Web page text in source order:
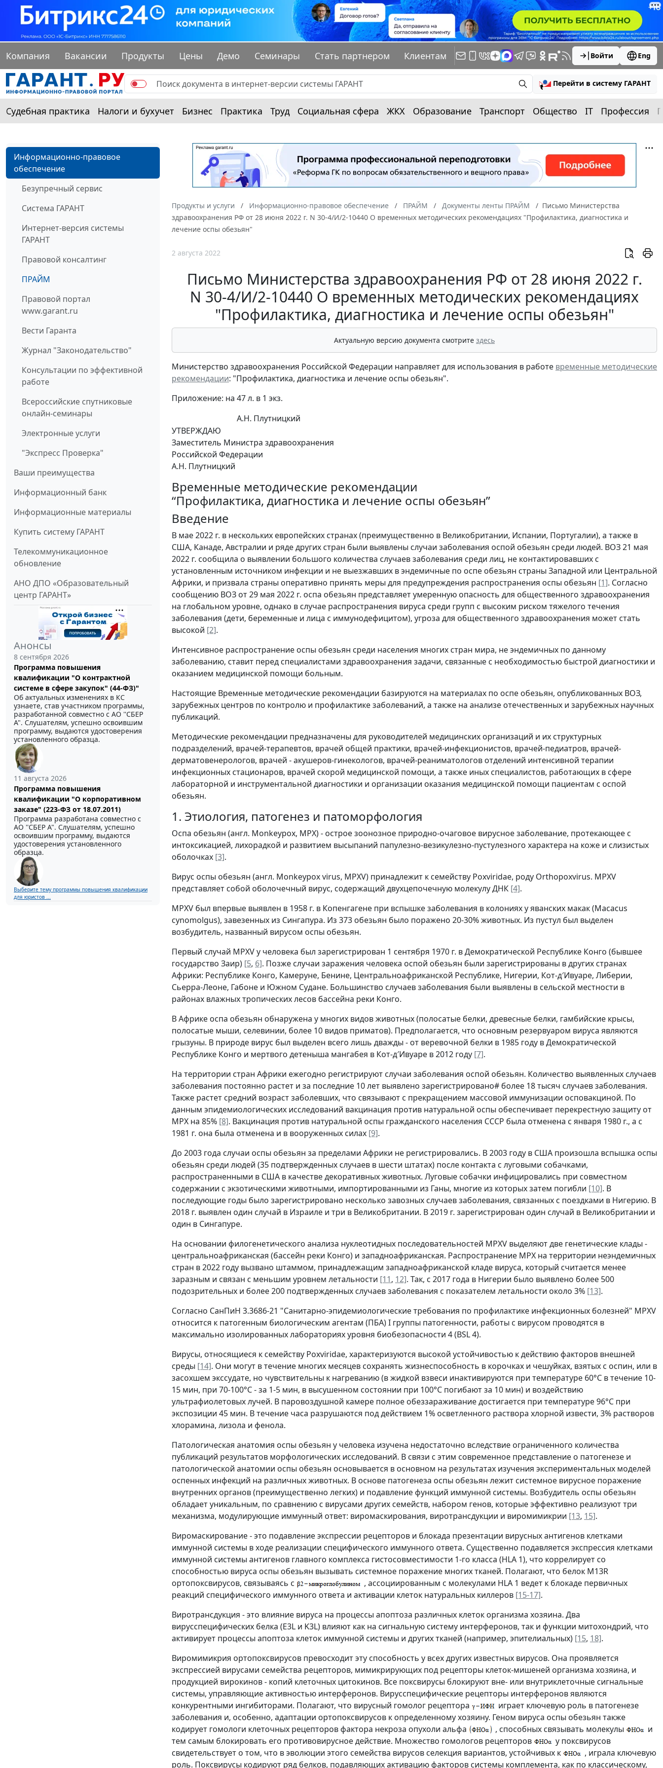
Компания Вакансии Продукты Цены Демо Семинары Стать партнером Клиентам Войти Eng
Перейти в систему ГАРАНТ
Судебная практика Налоги и бухучет Бизнес Практика Труд Социальная сфера ЖКХ Образование Транспорт Общество IT Профессия
Информационно-правовое
обеспечение
Безупречный сервис
Система ГАРАНТ
Интернет-версия системы
ГАРАНТ
Правовой консалтинг
ПРАЙМ
Правовой портал
www.garant.ru
Вести Гаранта
Журнал "Законодательство"
Консультации по эффективной
работе
Всероссийские спутниковые
онлайн-семинары
Электронные услуги
"Экспресс Проверка"
Ваши преимущества
Информационный банк
Информационные материалы
Купить систему ГАРАНТ
Телекоммуникационное
обновление
АНО ДПО «Образовательный
центр ГАРАНТ»
Анонсы
8 сентября 2026
Программа повышения
квалификации "О контрактной
системе в сфере закупок" (44-ФЗ)"
Об актуальных изменениях в КС
узнаете, став участником программы,
разработанной совместно с АО ''СБЕР
А". Слушателям, успешно освоившим
программу, выдаются удостоверения
установленного образца.
11 августа 2026
Программа повышения
квалификации "О корпоративном
заказе" (223-ФЗ от 18.07.2011)
Программа разработана совместно с
АО ''СБЕР А". Слушателям, успешно
освоившим программу, выдаются
удостоверения установленного
образца.
Выберите тему программы повышения квалификации
для юристов ...
Продукты и услуги Информационно-правовое обеспечение ПРАЙМ Документы ленты ПРАЙМ
Письмо Министерства
здравоохранения РФ от 28 июня 2022 г. N 30-4/И/2-10440 О временных методических рекомендациях "Профилактика, диагностика и
лечение оспы обезьян"
2 августа 2022
Письмо Министерства здравоохранения РФ от 28 июня 2022 г.
N 30-4/И/2-10440 О временных методических рекомендациях
"Профилактика, диагностика и лечение оспы обезьян"
Актуальную версию документа смотрите здесь
Министерство здравоохранения Российской Федерации направляет для использования в работе временные методические
рекомендации: "Профилактика, диагностика и лечение оспы обезьян".
Приложение: на 47 л. в 1 экз.
А.Н. Плутницкий
УТВЕРЖДАЮ
Заместитель Министра здравоохранения
Российской Федерации
А.Н. Плутницкий
Временные методические рекомендации
“Профилактика, диагностика и лечение оспы обезьян”
Введение
В мае 2022 г. в нескольких европейских странах (преимущественно в Великобритании, Испании, Португалии), а также в
США, Канаде, Австралии и ряде других стран были выявлены случаи заболевания оспой обезьян среди людей. ВОЗ 21 мая
2022 г. сообщила о выявлении большого количества случаев заболевания среди лиц, не контактировавших с
установленным источником инфекции и не выезжавших в эндемичные по оспе обезьян страны Западной или Центральной
Африки, и призвала страны оперативно принять меры для предупреждения распространения оспы обезьян [1]. Согласно
сообщению ВОЗ от 29 мая 2022 г. оспа обезьян представляет умеренную опасность для общественного здравоохранения
на глобальном уровне, однако в случае распространения вируса среди групп с высоким риском тяжелого течения
заболевания (дети, беременные и лица с иммунодефицитом), угроза для общественного здравоохранения может стать
высокой [2].
Интенсивное распространение оспы обезьян среди населения многих стран мира, не эндемичных по данному
заболеванию, ставит перед специалистами здравоохранения задачи, связанные с необходимостью быстрой диагностики и
оказанием медицинской помощи больным.
Настоящие Временные методические рекомендации базируются на материалах по оспе обезьян, опубликованных ВОЗ,
зарубежных центров по контролю и профилактике заболеваний, а также на анализе отечественных и зарубежных научных
публикаций.
Методические рекомендации предназначены для руководителей медицинских организаций и их структурных
подразделений, врачей-терапевтов, врачей общей практики, врачей-инфекционистов, врачей-педиатров, врачей-
дерматовенерологов, врачей - акушеров-гинекологов, врачей-реаниматологов отделений интенсивной терапии
инфекционных стационаров, врачей скорой медицинской помощи, а также иных специалистов, работающих в сфере
лабораторной и инструментальной диагностики и организации оказания медицинской помощи пациентам с оспой
обезьян.
1. Этиология, патогенез и патоморфология
Оспа обезьян (англ. Monkeypox, МРХ) - острое зоонозное природно-очаговое вирусное заболевание, протекающее с
интоксикацией, лихорадкой и развитием высыпаний папулезно-везикулезно-пустулезного характера на коже и слизистых
оболочках [3].
Вирус оспы обезьян (англ. Monkeypox virus, MPXV) принадлежит к семейству Poxviridae, роду Orthopoxvirus. MPXV
представляет собой оболочечный вирус, содержащий двухцепочечную молекулу ДНК [4].
MPXV был впервые выявлен в 1958 г. в Копенгагене при вспышке заболевания в колониях у яванских макак (Macacus
cynomolgus), завезенных из Сингапура. Из 373 обезьян было поражено 20-30% животных. Из пустул был выделен
возбудитель, названный вирусом оспы обезьян.
Первый случай MPXV у человека был зарегистрирован 1 сентября 1970 г. в Демократической Республике Конго (бывшее
государство Заир) [5, 6]. Позже случаи заражения человека оспой обезьян были зарегистрированы в других странах
Африки: Республике Конго, Камеруне, Бенине, Центральноафриканской Республике, Нигерии, Кот-д′Ивуаре, Либерии,
Сьерра-Леоне, Габоне и Южном Судане. Большинство случаев заболевания были выявлены в сельской местности в
районах влажных тропических лесов бассейна реки Конго.
В Африке оспа обезьян обнаружена у многих видов животных (полосатые белки, древесные белки, гамбийские крысы,
полосатые мыши, селевинии, более 10 видов приматов). Предполагается, что основным резервуаром вируса являются
грызуны. В природе вирус был выделен всего лишь дважды - от веревочной белки в 1985 году в Демократической
Республике Конго и мертвого детеныша мангабея в Кот-д′Ивуаре в 2012 году [7].
На территории стран Африки ежегодно регистрируют случаи заболевания оспой обезьян. Количество выявленных случаев
заболевания постоянно растет и за последние 10 лет выявлено зарегистрировано# более 18 тысяч случаев заболевания.
Также растет средний возраст заболевших, что связывают с прекращением массовой иммунизации осповакциной. По
данным эпидемиологических исследований вакцинация против натуральной оспы обеспечивает перекрестную защиту от
МРХ на 85% [8]. Вакцинация против натуральной оспы гражданского населения СССР была отменена с января 1980 г., а с
1981 г. она была отменена и в вооруженных силах [9].
До 2003 года случаи оспы обезьян за пределами Африки не регистрировались. В 2003 году в США произошла вспышка оспы
обезьян среди людей (35 подтвержденных случаев в шести штатах) после контакта с луговыми собачками,
распространенными в США в качестве декоративных животных. Луговые собачки инфицировались при совместном
содержании с экзотическими животными, импортированными из Ганы, многие из которых затем погибли [10]. В
последующие годы было зарегистрировано несколько завозных случаев заболевания, связанных с поездками в Нигерию. В
2018 г. выявлен один случай в Израиле и три в Великобритании. В 2019 г. зарегистрирован один случай в Великобритании и
один в Сингапуре.
На основании филогенетического анализа нуклеотидных последовательностей MPXV выделяют две генетические клады -
центральноафриканская (бассейн реки Конго) и западноафриканская. Распространение МРХ на территории неэндемичных
стран в 2022 году вызвано штаммом, принадлежащим западноафриканской кладе вируса, который считается менее
заразным и связан с меньшим уровнем летальности [11, 12]. Так, с 2017 года в Нигерии было выявлено более 500
подозрительных и более 200 подтвержденных случаев заболевания с показателем летальности около 3% [13].
Согласно СанПиН 3.3686-21 "Санитарно-эпидемиологические требования по профилактике инфекционных болезней" MPXV
относится к патогенным биологическим агентам (ПБА) I группы патогенности, работы с вирусом проводятся в
максимально изолированных лабораториях уровня биобезопасности 4 (BSL 4).
Вирусы, относящиеся к семейству Poxviridae, характеризуются высокой устойчивостью к действию факторов внешней
среды [14]. Они могут в течение многих месяцев сохранять жизнеспособность в корочках и чешуйках, взятых с оспин, или в
засохшем экссудате, но чувствительны к нагреванию (в жидкой взвеси инактивируются при температуре 60°С в течение 10-
15 мин, при 70-100°С - за 1-5 мин, в высушенном состоянии при 100°С погибают за 10 мин) и воздействию
ультрафиолетовых лучей. В паровоздушной камере полное обеззараживание достигается при температуре 96°С при
экспозиции 45 мин. В течение часа разрушаются под действием 1% осветленного раствора хлорной извести, 3% растворов
хлорамина, лизола и фенола.
Патологическая анатомия оспы обезьян у человека изучена недостаточно вследствие ограниченного количества
публикаций результатов морфологических исследований. В связи с этим современное представление о патогенезе и
патологической анатомии оспы обезьян основывается в основном на результатах изучения экспериментальных моделей
оспенных инфекций на различных животных. В основе патогенеза оспы обезьян лежит системное вирусное поражение
внутренних органов (преимущественно легких) и подавление функций иммунной системы. Возбудитель оспы обезьян
обладает уникальным, по сравнению с вирусами других семейств, набором генов, которые эффективно реализуют три
механизма, модулирующие иммунный ответ: виромаскирования, виротрансдукции и виромимикрии [13, 15].
Виромаскирование - это подавление экспрессии рецепторов и блокада презентации вирусных антигенов клетками
иммунной системы в ходе реализации специфического иммунного ответа. Существенно подавляется экспрессия клетками
иммунной системы антигенов главного комплекса гистосовместимости 1-го класса (HLA 1), что коррелирует со
способностью вируса оспы обезьян вызывать системное поражение многих тканей. Полагают, что белок M13R
ортопоксвирусов, связываясь с
, ассоциированным с молекулами HLA 1 ведет к блокаде первичных
реакций специфического иммунного ответа и активации клеток натуральных киллеров [15-17].
Виротрансдукция - это влияние вируса на процессы апоптоза различных клеток организма хозяина. Два
вирусспецифических белка (E3L и K3L) влияют как на сигнальную систему интерферонов, так и функции митохондрий, что
активирует процессы апоптоза клеток иммунной системы и других тканей (например, эпителиальных) [15, 18].
Виромимикрия ортопоксвирусов превосходит эту способность у всех других известных вирусов. Она проявляется
экспрессией вирусами семейства рецепторов, мимикрирующих под рецепторы клеток-мишеней организма хозяина, и
продукцией вирокинов - копий клеточных цитокинов. Все поксвирусы блокируют вне- или внутриклеточные сигнальные
системы, управляющие активностью интерферонов. Вирусспецифические рецепторы интерферонов являются
конкурентными ингибиторами. Полагают, что вирусный гомолог рецептора
играет ключевую роль в патогенезе
заболевания и, особенно, адаптации ортопоксвирусов к определенному хозяину. Геном вируса оспы обезьян также
кодирует гомологи клеточных рецепторов фактора некроза опухоли альфа
, способных связывать молекулы
и
тем самым блокировать его противовирусное действие. Множество гомологов рецепторов
у поксвирусов
свидетельствует о том, что в эволюции этого семейства вирусов селекция вариантов, устойчивых к
, играла ключевую
роль. Поксвирусы кодируют ряд белков, подавляющих активацию факторов системы комплемента, как по классическому,